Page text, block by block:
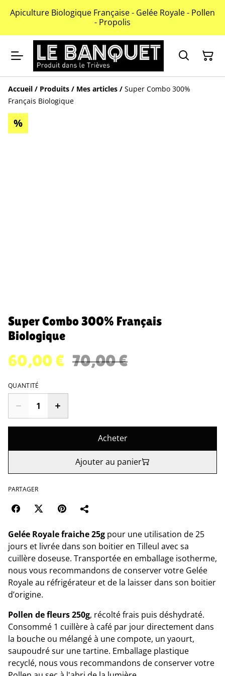
Apiculture Biologique Française - Gelée Royale - Pollen
- Propolis
Accueil / Produits / Mes articles / Super Combo 300%
Français Biologique
%
Super Combo 300% Français
Biologique
60,00 € 70,00 €
QUANTITÉ
Acheter
Ajouter au panier
PARTAGER
Gelée Royale fraiche 25g pour une utilisation de 25
jours et livrée dans son boitier en Tilleul avec sa
cuillère doseuse. Transportée en emballage isotherme,
nous vous recommandons de conserver votre Gelée
Royale au réfrigérateur et de la laisser dans son boitier
d’origine.
Pollen de fleurs250g, récolté frais puis déshydraté.
Consommé 1 cuillère à café par jour directement dans
la bouche ou mélangé à une compote, un yaourt,
saupoudré sur une tartine. Emballage plastique
recyclé, nous vous recommandons de conserver votre